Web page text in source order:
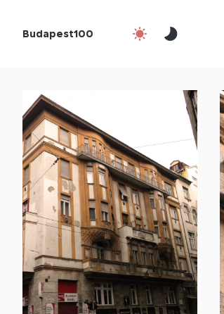
Budapest100